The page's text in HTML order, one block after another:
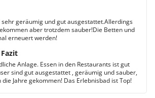
sehr geräumig und gut ausgestattet.Allerdings
aber trotzdem sauber!Die Betten und
erneuert werden!
Anlage. Essen in den Restaurants ist gut
sind gut ausgestattet , geräumig und sauber,
Jahre gekommen! Das Erlebnisbad ist Top!